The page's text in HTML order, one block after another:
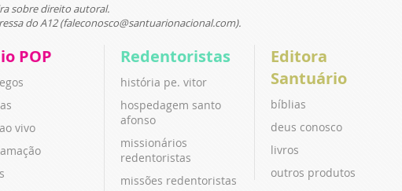
sobre direito autoral.
do A12 (faleconosco@santuarionacional.com).
POP
vivo
Redentoristas
história pe. vitor
hospedagem santo
afonso
missionários
redentoristas
missões redentoristas
Editora
Santuário
bíblias
deus conosco
livros
outros produtos